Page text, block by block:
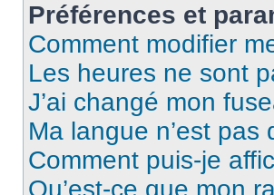
Préférences et
Comment modifier
Les heures ne sont
J’ai changé mon
Ma langue n’est pas
Comment puis-je
Qu’est-ce que mon